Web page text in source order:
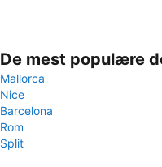
De mest populære
Mallorca
Nice
Barcelona
Rom
Split